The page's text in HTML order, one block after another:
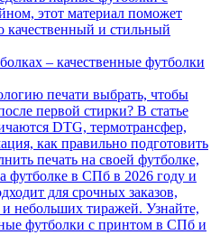
этот материал поможет
качественный и стильный
– качественные футболки
печати выбрать, чтобы
первой стирки? В статье
DTG, термотрансфер,
как правильно подготовить
печать на своей футболке,
футболке в СПб в 2026 году и
для срочных заказов,
небольших тиражей. Узнайте,
футболки с принтом в СПб и